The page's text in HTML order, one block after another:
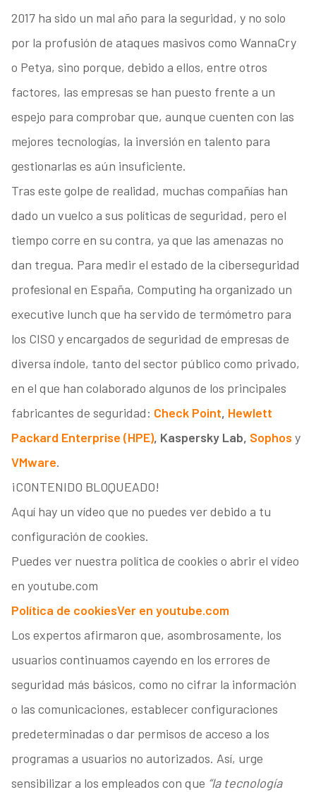
2017 ha sido un mal año para la seguridad, y no solo
por la profusión de ataques masivos como WannaCry
o Petya, sino porque, debido a ellos, entre otros
factores, las empresas se han puesto frente a un
espejo para comprobar que, aunque cuenten con las
mejores tecnologías, la inversión en talento para
gestionarlas es aún insuficiente.
Tras este golpe de realidad, muchas compañías han
dado un vuelco a sus políticas de seguridad, pero el
tiempo corre en su contra, ya que las amenazas no
dan tregua. Para medir el estado de la ciberseguridad
profesional en España, Computing ha organizado un
executive lunch que ha servido de termómetro para
los CISO y encargados de seguridad de empresas de
diversa índole, tanto del sector público como privado,
en el que han colaborado algunos de los principales
fabricantes de seguridad: Check Point, Hewlett
Packard Enterprise (HPE), Kaspersky Lab, Sophos y
VMware.
¡CONTENIDO BLOQUEADO!
Aquí hay un vídeo que no puedes ver debido a tu
configuración de cookies.
Puedes ver nuestra política de cookies o abrir el vídeo
en youtube.com
Política de cookiesVer en youtube.com
Los expertos afirmaron que, asombrosamente, los
usuarios continuamos cayendo en los errores de
seguridad más básicos, como no cifrar la información
o las comunicaciones, establecer configuraciones
predeterminadas o dar permisos de acceso a los
programas a usuarios no autorizados. Así, urge
sensibilizar a los empleados con que “la tecnología